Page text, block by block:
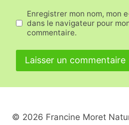
Enregistrer mon nom, mon
dans le navigateur pour
commentaire.
Alternative:
© 2026 Francine Moret